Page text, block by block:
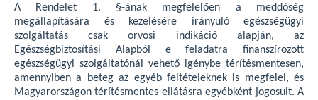
A Rendelet 1. §-ának megfelelően a meddőség
megállapítására és kezelésére irányuló egészségügyi
szolgáltatás csak orvosi indikáció alapján, az
Egészségbiztosítási Alapból e feladatra finanszírozott
egészségügyi szolgáltatónál vehető igénybe térítésmentesen,
amennyiben a beteg az egyéb feltételeknek is megfelel, és
Magyarországon térítésmentes ellátásra egyébként jogosult. A